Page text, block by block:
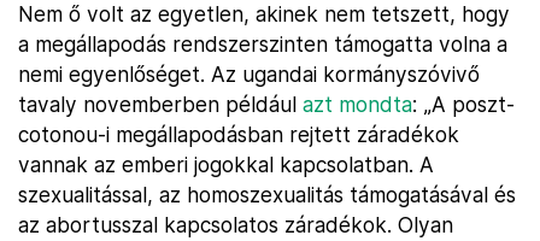
Nem ő volt az egyetlen, akinek nem tetszett, hogy
a megállapodás rendszerszinten támogatta volna a
nemi egyenlőséget. Az ugandai kormányszóvivő
tavaly novemberben például azt mondta: „A poszt-
cotonou-i megállapodásban rejtett záradékok
vannak az emberi jogokkal kapcsolatban. A
szexualitással, az homoszexualitás támogatásával és
az abortusszal kapcsolatos záradékok. Olyan